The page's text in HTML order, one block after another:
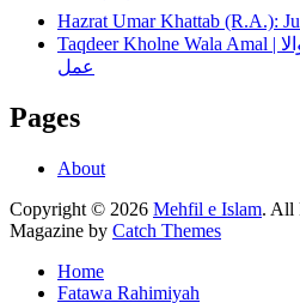
Hazrat Umar Khattab (R.A.):
Taqdeer Kholne Wala Amal | تقدیر کا دروازہ کھولنے والا
عمل
Pages
About
Copyright © 2026 Mehfil e Islam. All
Magazine by Catch Themes
Home
Fatawa Rahimiyah